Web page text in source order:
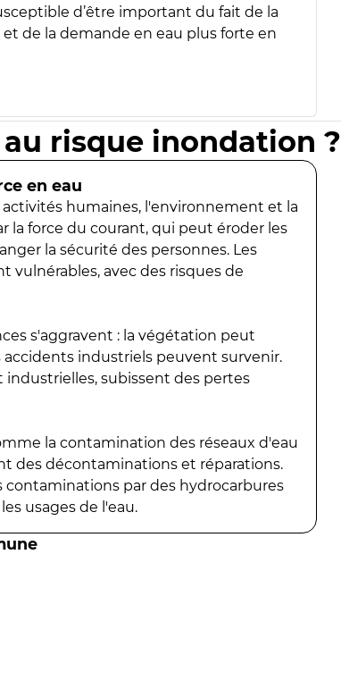
d’être important du fait de la
de la demande en eau plus forte en
risque inondation ?
en eau
humaines, l'environnement et la
la force du courant, qui peut éroder les
la sécurité des personnes. Les
vulnérables, avec des risques de
s'aggravent : la végétation peut
industriels peuvent survenir.
subissent des pertes
la contamination des réseaux d'eau
des décontaminations et réparations.
par des hydrocarbures
usages de l'eau.